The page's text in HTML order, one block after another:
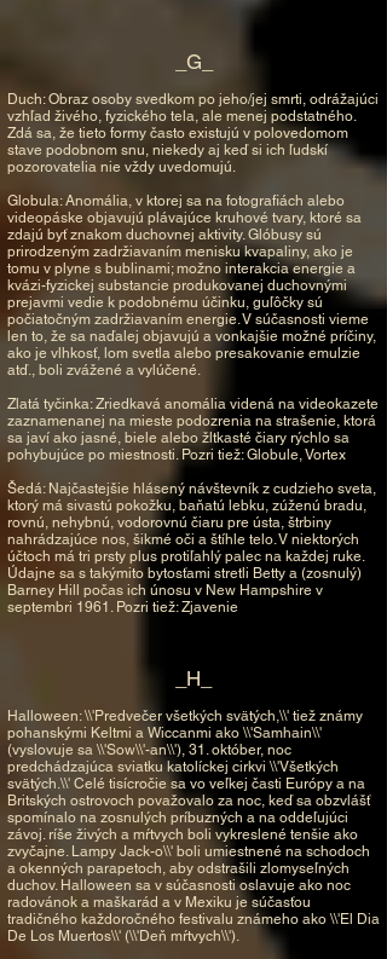
_G_
Duch: Obraz osoby svedkom po jeho/jej smrti, odrážajúci
vzhľad živého, fyzického tela, ale menej podstatného.
Zdá sa, že tieto formy často existujú v polovedomom
stave podobnom snu, niekedy aj keď si ich ľudskí
pozorovatelia nie vždy uvedomujú.
Globula: Anomália, v ktorej sa na fotografiách alebo
videopáske objavujú plávajúce kruhové tvary, ktoré sa
zdajú byť znakom duchovnej aktivity. Glóbusy sú
prirodzeným zadržiavaním menisku kvapaliny, ako je
tomu v plyne s bublinami; možno interakcia energie a
kvázi-fyzickej substancie produkovanej duchovnými
prejavmi vedie k podobnému účinku, guľôčky sú
počiatočným zadržiavaním energie. V súčasnosti vieme
len to, že sa naďalej objavujú a vonkajšie možné príčiny,
ako je vlhkosť, lom svetla alebo presakovanie emulzie
atď., boli zvážené a vylúčené.
Zlatá tyčinka: Zriedkavá anomália videná na videokazete
zaznamenanej na mieste podozrenia na strašenie, ktorá
sa javí ako jasné, biele alebo žltkasté čiary rýchlo sa
pohybujúce po miestnosti. Pozri tiež: Globule, Vortex
Šedá: Najčastejšie hlásený návštevník z cudzieho sveta,
ktorý má sivastú pokožku, baňatú lebku, zúženú bradu,
rovnú, nehybnú, vodorovnú čiaru pre ústa, štrbiny
nahrádzajúce nos, šikmé oči a štíhle telo. V niektorých
účtoch má tri prsty plus protiľahlý palec na každej ruke.
Údajne sa s takýmito bytosťami stretli Betty a (zosnulý)
Barney Hill počas ich únosu v New Hampshire v
septembri 1961. Pozri tiež: Zjavenie
_H_
Halloween: \\'Predvečer všetkých svätých,\\' tiež známy
pohanskými Keltmi a Wiccanmi ako \\'Samhain\\'
(vyslovuje sa \\'Sow\\'-an\\'), 31. október, noc
predchádzajúca sviatku katolíckej cirkvi \\'Všetkých
svätých.\\' Celé tisícročie sa vo veľkej časti Európy a na
Britských ostrovoch považovalo za noc, keď sa obzvlášť
spomínalo na zosnulých príbuzných a na oddeľujúci
závoj. ríše živých a mŕtvych boli vykreslené tenšie ako
zvyčajne. Lampy Jack-o\\' boli umiestnené na schodoch
a okenných parapetoch, aby odstrašili zlomyseľných
duchov. Halloween sa v súčasnosti oslavuje ako noc
radovánok a maškarád a v Mexiku je súčasťou
tradičného každoročného festivalu známeho ako \\'El Dia
De Los Muertos\\' (\\'Deň mŕtvych\\').